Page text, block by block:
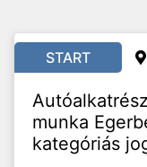
START
munka
kategóriás